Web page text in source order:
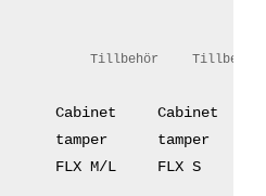
Cabinet
tamper
FLX M/L
Cabinet
tamper
FLX S